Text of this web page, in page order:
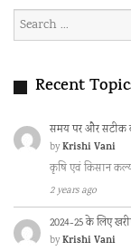
Recent
समय पर और सटीक
byKrishi Vani
कृषि एवं किसान
2 years ago
2024-25 के लिए
byKrishi Vani